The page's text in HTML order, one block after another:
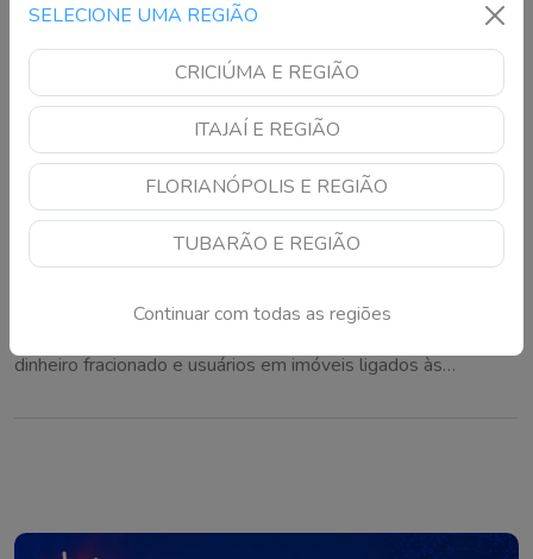
SELECIONE UMA REGIÃO
CRICIÚMA E REGIÃO
ITAJAÍ E REGIÃO
FLORIANÓPOLIS E REGIÃO
TUBARÃO E REGIÃO
Continuar com todas as regiões
Operação em Laguna prende duas mulheres
dinheiro fracionado e usuários em imóveis ligados às